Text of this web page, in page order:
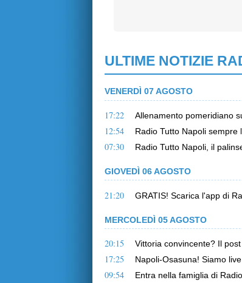
ULTIME NOTIZIE
VENERDÌ 07 AGOSTO
17:22 Allenamento pomeridiano
12:54 Radio Tutto Napoli
07:30 Radio Tutto Napoli, il
GIOVEDÌ 06 AGOSTO
21:20 GRATIS! Scarica l'app di
MERCOLEDÌ 05 AGOSTO
20:15 Vittoria convincente? Il
17:25 Napoli-Osasuna! Siamo
09:54 Entra nella famiglia di